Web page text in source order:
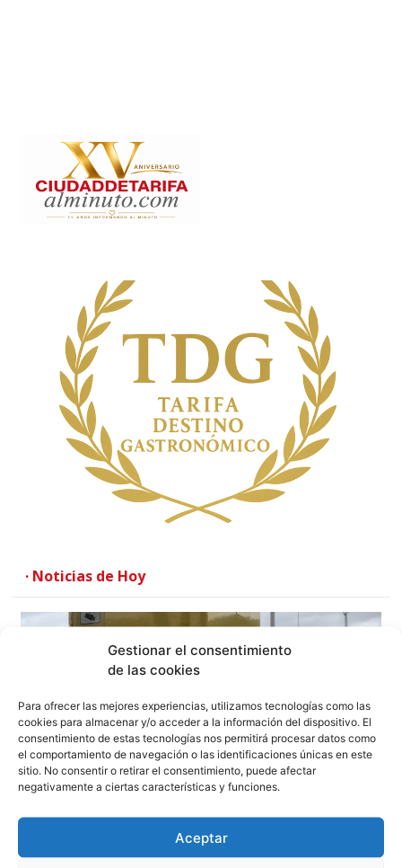
Gestionar el consentimiento
de las cookies
Para ofrecer las mejores experiencias, utilizamos tecnologías como las
cookies para almacenar y/o acceder a la información del dispositivo. El
consentimiento de estas tecnologías nos permitirá procesar datos como
el comportamiento de navegación o las identificaciones únicas en este
sitio. No consentir o retirar el consentimiento, puede afectar
negativamente a ciertas características y funciones.
Aceptar
· Noticias de Hoy
AP-7 y denuncia el «abandono» del Campo de Gibraltar